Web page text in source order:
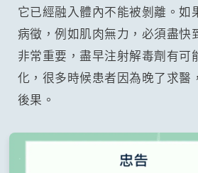
它已經融入體內不能被剝離。如
病徵，例如肌肉無力，必須盡快
非常重要，盡早注射解毒劑有可
化，很多時候患者因為晚了求醫
後果。